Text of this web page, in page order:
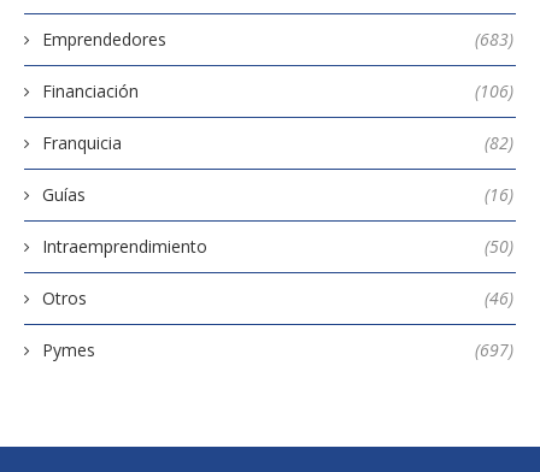
Emprendedores (683)
Financiación (106)
Franquicia (82)
Guías (16)
Intraemprendimiento (50)
Otros (46)
Pymes (697)